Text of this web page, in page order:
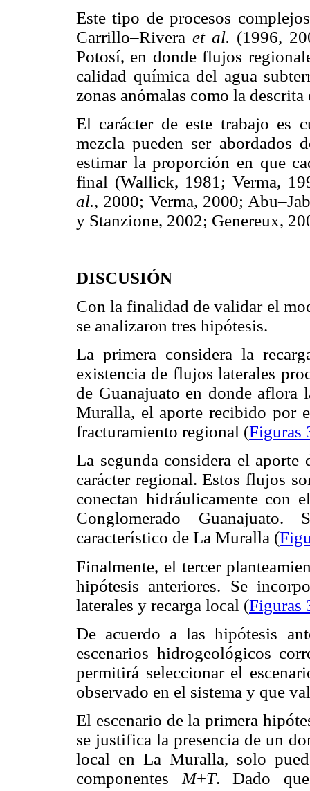
Este tipo de procesos
Carrillo–Rivera et al. (1996,
Potosí, en donde flujos
calidad química del agua
zonas anómalas como la
El carácter de este trabajo es
mezcla pueden ser abordados
estimar la proporción en que
final (Wallick, 1981; Verma,
al., 2000; Verma, 2000;
y Stanzione, 2002; Genereux,
DISCUSIÓN
Con la finalidad de validar el
se analizaron tres hipótesis.
La primera considera la
existencia de flujos laterales
de Guanajuato en donde
Muralla, el aporte recibido por
fracturamiento regional (Figuras
La segunda considera el
carácter regional. Estos flujos
conectan hidráulicamente con
Conglomerado
característico de La Muralla (
Finalmente, el tercer
hipótesis anteriores. Se
laterales y recarga local (Figuras
De acuerdo a las hipótesis
escenarios hidrogeológicos
permitirá seleccionar el
observado en el sistema y que
El escenario de la primera
se justifica la presencia de un
local en La Muralla, solo
componentes M+T. Dado